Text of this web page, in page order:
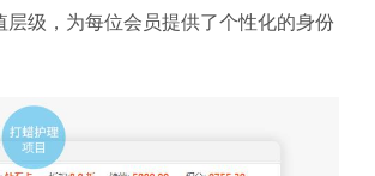
层级，为每位会员提供了个性化的身份